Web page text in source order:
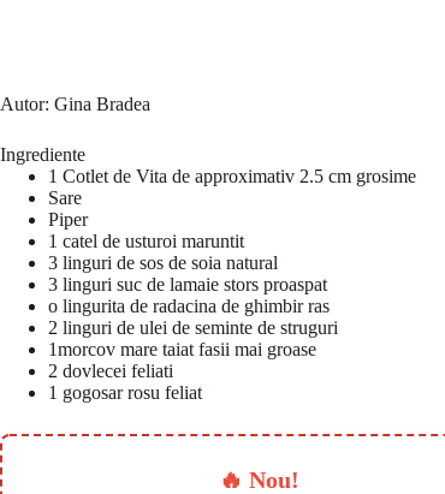
Autor: Gina Bradea
Ingrediente
1 Cotlet de Vita de approximativ 2.5 cm grosime
Sare
Piper
1 catel de usturoi maruntit
3 linguri de sos de soia natural
3 linguri suc de lamaie stors proaspat
o lingurita de radacina de ghimbir ras
2 linguri de ulei de seminte de struguri
1morcov mare taiat fasii mai groase
2 dovlecei feliati
1 gogosar rosu feliat
🔥 Nou!